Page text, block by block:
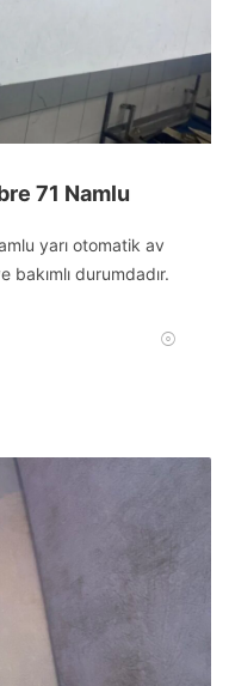
71 Namlu
yarı otomatik av
bakımlı durumdadır.